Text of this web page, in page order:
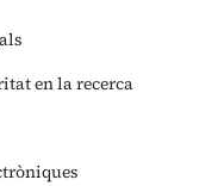
en la recerca